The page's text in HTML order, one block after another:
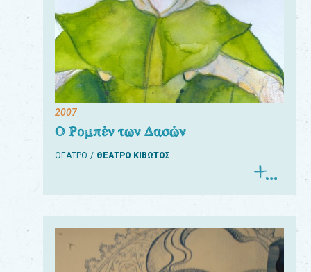
2007
Ο Ρομπέν των Δασών
ΘΕΑΤΡΟ ΘΕΑΤΡΟ ΚΙΒΩΤΟΣ